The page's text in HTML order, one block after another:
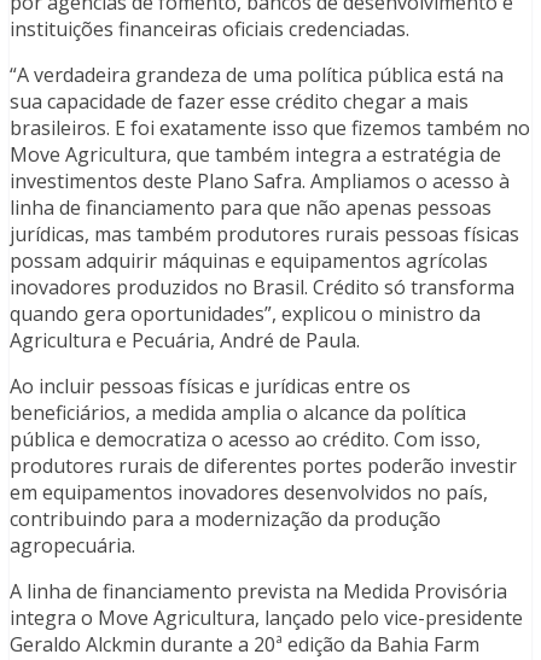
instituições financeiras oficiais credenciadas.
“A verdadeira grandeza de uma política pública está na
sua capacidade de fazer esse crédito chegar a mais
brasileiros. E foi exatamente isso que fizemos também no
Move Agricultura, que também integra a estratégia de
investimentos deste Plano Safra. Ampliamos o acesso à
linha de financiamento para que não apenas pessoas
jurídicas, mas também produtores rurais pessoas físicas
possam adquirir máquinas e equipamentos agrícolas
inovadores produzidos no Brasil. Crédito só transforma
quando gera oportunidades”, explicou o ministro da
Agricultura e Pecuária, André de Paula.
Ao incluir pessoas físicas e jurídicas entre os
beneficiários, a medida amplia o alcance da política
pública e democratiza o acesso ao crédito. Com isso,
produtores rurais de diferentes portes poderão investir
em equipamentos inovadores desenvolvidos no país,
contribuindo para a modernização da produção
agropecuária.
A linha de financiamento prevista na Medida Provisória
integra o Move Agricultura, lançado pelo vice-presidente
Geraldo Alckmin durante a 20ª edição da Bahia Farm